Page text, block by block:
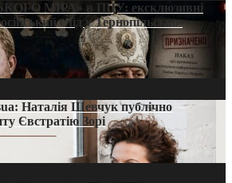
МІРА» в ПЦУ: ексклюзивні
слід у Тернопільсько-
Наталія Шевчук публічно
Євстратію Зорі